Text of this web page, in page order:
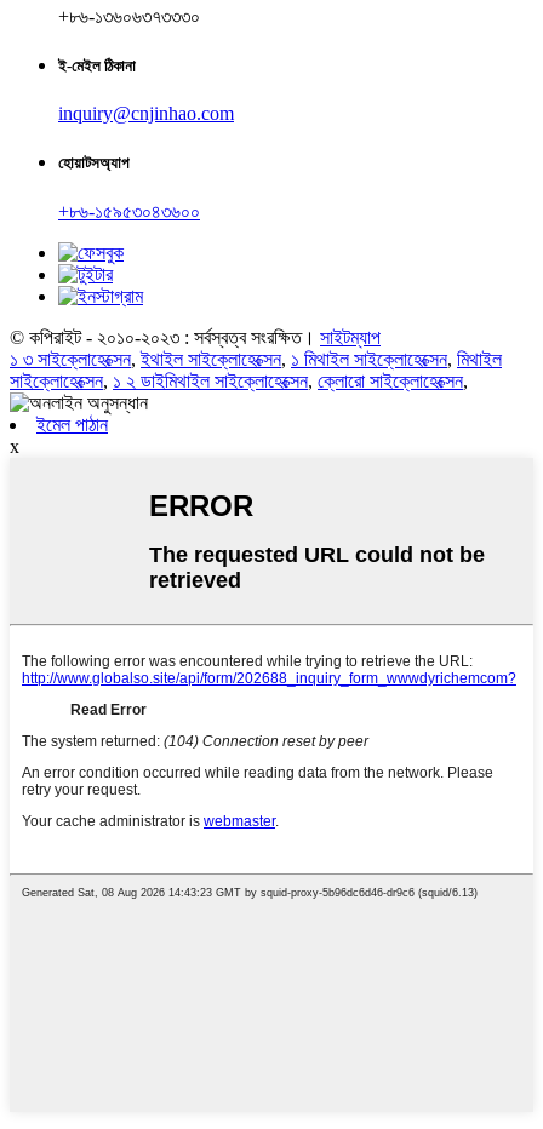
+৮৬-১৩৬০৬৩৭৩৩৩০
ই-মেইল ঠিকানা
inquiry@cnjinhao.com
হোয়াটসঅ্যাপ
+৮৬-১৫৯৫৩০৪৩৬০০
© কপিরাইট - ২০১০-২০২৩ : সর্বস্বত্ব সংরক্ষিত। সাইটম্যাপ
১ ৩ সাইক্লোহেক্সেন,ইথাইল সাইক্লোহেক্সেন, ১ মিথাইল সাইক্লোহেক্সেন, মিথাইল
সাইক্লোহেক্সেন, ১ ২ ডাইমিথাইল সাইক্লোহেক্সেন, ক্লোরো সাইক্লোহেক্সেন,
ইমেল পাঠান
x